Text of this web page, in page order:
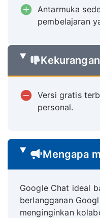
Antarmuka
pembelajaran
Kekurangan
Versi gratis
personal.
Mengapa
Google Chat ideal
berlangganan
menginginkan